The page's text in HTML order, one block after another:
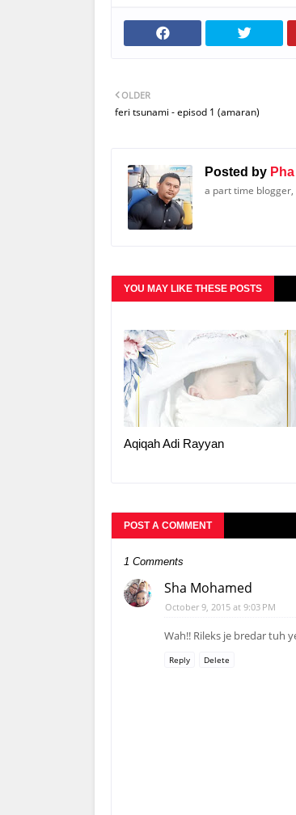
OLDER
feri tsunami - episod 1 (amaran)
Posted by
a part time
YOU MAY LIKE THESE POSTS
Aqiqah Adi Rayyan
POST A COMMENT
1 Comments
Sha Mohamed
October 9, 2015 at 9:03 PM
Wah!! Rileks je bredar tuh
Reply Delete